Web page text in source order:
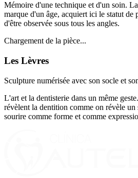
Mémoire d'une technique et d'un soin.
marque d'un âge, acquiert ici le statut de
d'être observée sous tous les angles.
Chargement de la pièce...
Les Lèvres
Sculpture numérisée avec son socle et
L'art et la dentisterie dans un même
révèlent la dentition comme on révèle un
sourire comme forme et comme